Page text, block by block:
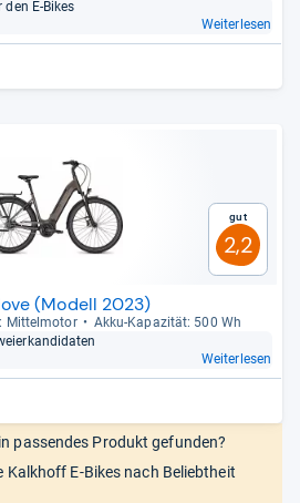
den E-​Bikes
Weiterlesen
Gut
2,2
(Modell 2023)
Mit­tel­mo­tor
Akku-​Kapa­zi­tät: 500 Wh
Weiterlesen
passendes Produkt gefunden?
Kalkhoff E-Bikes nach Beliebtheit